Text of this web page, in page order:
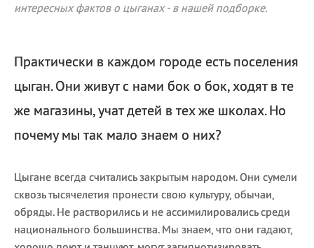
интересных фактов о цыганах - в нашей подборке.
Практически в каждом городе есть поселения
цыган. Они живут с нами бок о бок, ходят в те
же магазины, учат детей в тех же школах. Но
почему мы так мало знаем о них?
Цыгане всегда считались закрытым народом. Они сумели
сквозь тысячелетия пронести свою культуру, обычаи,
обряды. Не растворились и не ассимилировались среди
национального большинства. Мы знаем, что они гадают,